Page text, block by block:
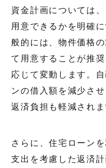
資金計画については
用意できるかを明確
般的には、物件価格
て用意することが推
応じて変動します。
ンの借入額を減少さ
返済負担も軽減されま
さらに、住宅ローン
支出を考慮した返済